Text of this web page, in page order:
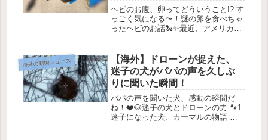
ヘビのお腹、卵ってどういうこと!? す
っごく気になる〜！謎の卵を食べちゃ
ったヘビのお話🐍✨最近、アメリカの
患者さんが運ばれてきました。それは
なんと、お...
海外の動物ニュース
【海外】ドローンが捉えた、
迷子の犬がパパの声を久しぶ
りに聞いた瞬間！
パパの声を聞いた犬、感動の瞬間だ
ね！❤️🐶迷子の犬とドローンの力 🐾1.
迷子になった犬、カーマルの物語 🌨️